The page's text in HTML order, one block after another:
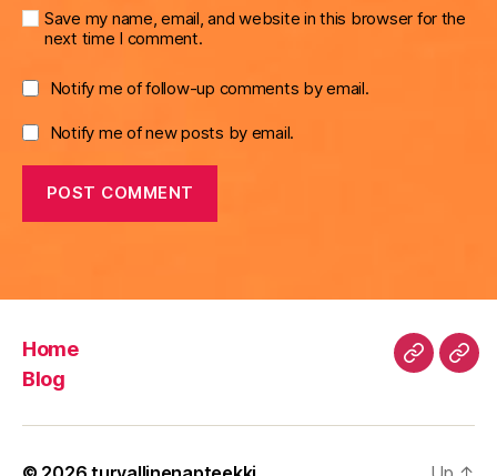
Save my name, email, and website in this browser for the
next time I comment.
Notify me of follow-up comments by email.
Notify me of new posts by email.
Home
Blog
Home